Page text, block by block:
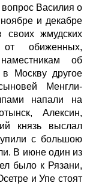
вопрос Василия о
и декабре
своих жмудских
обиженных,
об
Москву другое
Менгли-
напали на
Алексин,
князь выслал
с большою
В июне один из
было к Рязани,
и Упе стоят